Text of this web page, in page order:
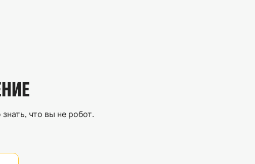
что вы не робот.